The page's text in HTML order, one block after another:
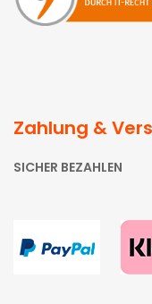
Zahlung &
SICHER BEZAHLEN